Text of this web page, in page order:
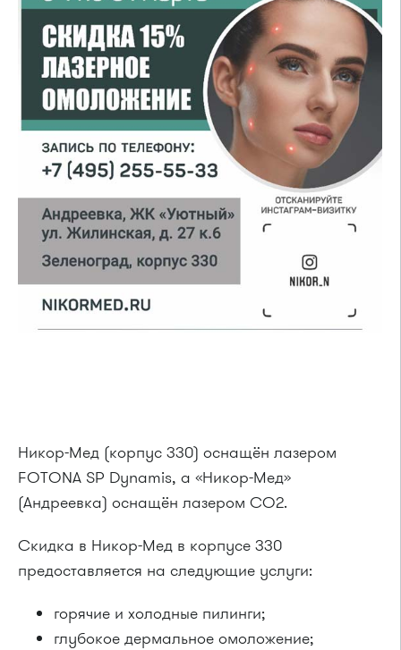
Никор-Мед (корпус 330) оснащён лазером
FOTONA SP Dynamis, а «Никор-Мед»
(Андреевка) оснащён лазером СО2.
Скидка в Никор-Мед в корпусе 330
предоставляется на следующие услуги:
горячие и холодные пилинги;
глубокое дермальное омоложение;